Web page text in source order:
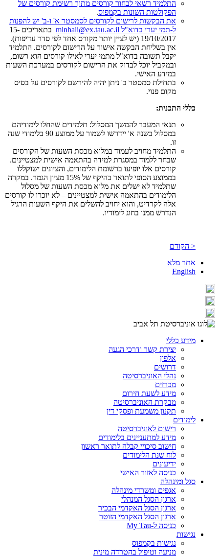
התלמיד רשאי לבחור קורסים מתוך רשימת קורסים של
הפקולטות השונות בקמפוס.
את הבקשות לרישום לקורסים לסמסטר א' ו-ב' יש להפנות
ל-תמי יערי בדוא"ל minhali@ex.tau.ac.il
בתאריכים 15-
19/10/2017 (יש לציין יותר מקורס אחד לפי סדר עדיפות).
אין בשליחת הבקשה אישור על הרישום לקורסים. התלמיד
יקבל תשובה בדוא"ל מתמי יערי לאילו קורסים הוא רשום,
ובמקביל יוכל לבדוק את הרישום לקורסים במערכת השעות
במידע האישי.
בתחילת סמסטר ב' ניתן יהיה להירשם לקורסים על בסיס
מקום פנוי.
כללי התכנית:
תנאי המעבר להמשך המסלול: תלמידים שהחלו לימודיהם
במסלול בשנה א' יידרשו לשמור על ממוצע 90 בלימודי שנה
זו.
התלמיד מחויב לעמוד במלוא מכסת השעות של הקורסים
שבחר ללמוד במסגרת למידה בהתאמה אישית למצטיינים.
קורסים אלו יופיעו ברשומת הלימודים, והציונים ישוקללו
בממוצע הסופי לתואר בהיקף של 15% מציון הגמר. במקרה
שתלמיד לא ישלים את מלוא מכסת השעות של מסלול
הלימודים בהתאמה אישית למצטיינים – לא יוכרו לו קורסים
אלה לקרדיט, והוא יחויב להשלים את היקף השעות הרגיל
הנדרש ממנו בחוג לימודיו.
< הקודם
אתר מלא
English
מידע כללי
יצירת קשר ודרכי הגעה
אלפון
דרושים
נהלי האוניברסיטה
מכרזים
מידע לשעת חירום
מבקרת האוניברסיטה
תקנון משמעת ופסקי דין
לימודים
רישום לאוניברסיטה
מידע למתעניינים בלימודים
חישוב סיכויי קבלה לתואר ראשון
לוח שנת הלימודים
ידיעונים
כניסה לאזור האישי
סגל ומינהלה
אגפים ומשרדי מינהלה
ארגון הסגל המנהלי
ארגון הסגל האקדמי הבכיר
ארגון הסגל האקדמי הזוטר
כניסה ל-My Tau
נגישות
נגישות בקמפוס
מניעה וטיפול בהטרדה מינית